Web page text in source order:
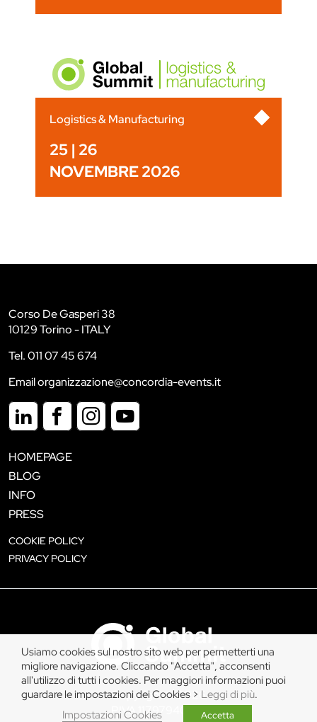
Logistics & Manufacturing
25 | 26
NOVEMBRE 2026
Corso De Gasperi 38
10129 Torino - ITALY
Tel. 011 07 45 674
Email organizzazione@concordia-events.it
HOMEPAGE
BLOG
INFO
PRESS
COOKIE POLICY
PRIVACY POLICY
Copyright © 2026
P.IVA 11797940019
Usiamo cookies sul nostro sito web per permetterti una
migliore navigazione. Cliccando "Accetta", acconsenti
all'utilizzo di tutti i cookies. Per maggiori informazioni puoi
guardare le impostazioni dei Cookies > Leggi di più.
Impostazioni Cookies
Accetta